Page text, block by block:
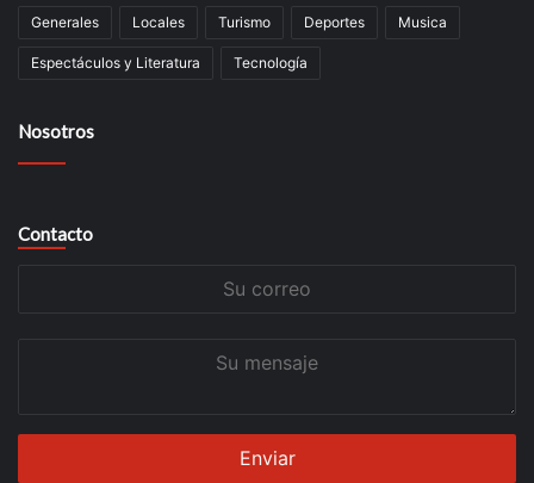
Generales Locales Turismo Deportes Musica
Espectáculos y Literatura Tecnología
Nosotros
Contacto